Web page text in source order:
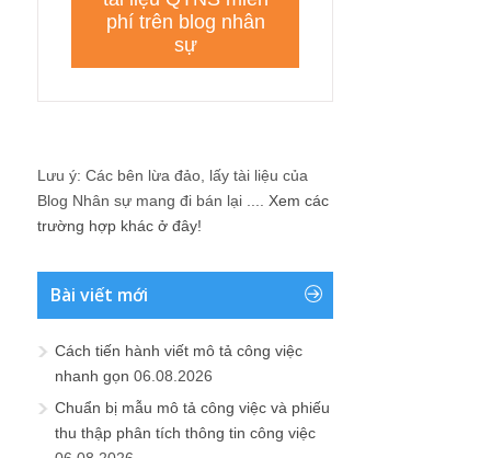
Lưu ý: Các bên lừa đảo, lấy tài liệu của
Blog Nhân sự mang đi bán lại .... Xem các
trường hợp khác ở đây!
Bài viết mới
Cách tiến hành viết mô tả công việc
nhanh gọn 06.08.2026
Chuẩn bị mẫu mô tả công việc và phiếu
thu thập phân tích thông tin công việc